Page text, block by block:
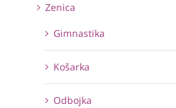
Zenica
Gimnastika
Košarka
Odbojka